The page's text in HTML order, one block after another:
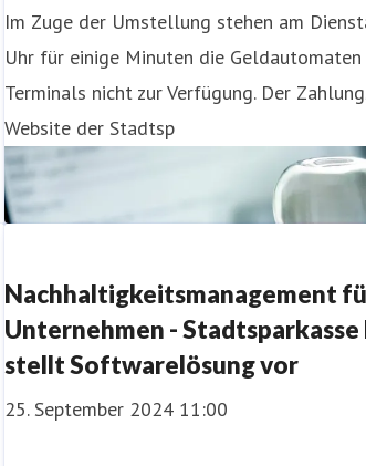
Im Zuge der Umstellung stehen am
Uhr für einige Minuten die Geldautomaten
Terminals nicht zur Verfügung. Der
Website der Stadtsp
Nachhaltigkeitsmanagement
Unternehmen - Stadtsparkasse
stellt Softwarelösung vor
25. September 2024 11:00